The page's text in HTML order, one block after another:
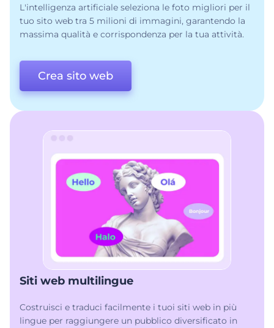
L'intelligenza artificiale seleziona le foto migliori per il
tuo sito web tra 5 milioni di immagini, garantendo la
massima qualità e corrispondenza per la tua attività.
Crea sito web
Siti web multilingue
Costruisci e traduci facilmente i tuoi siti web in più
lingue per raggiungere un pubblico diversificato in